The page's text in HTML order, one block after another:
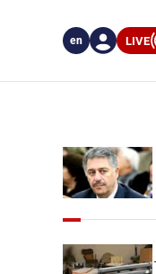
LIVE
en